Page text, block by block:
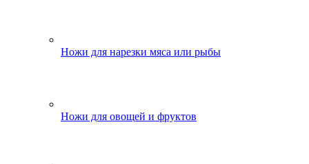
Ножи для нарезки мяса или рыбы
Ножи для овощей и фруктов